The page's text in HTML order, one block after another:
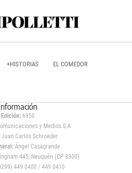
+HISTORIAS EL COMEDOR
Edición: 6950
y Medios S.A
Juan Carlos Schroeder
Ángel Casagrande
445, Neuquén (CP 8300)
449 0400 / 449 0410